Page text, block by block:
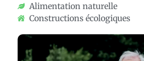
Alimentation naturelle
Constructions écologiques